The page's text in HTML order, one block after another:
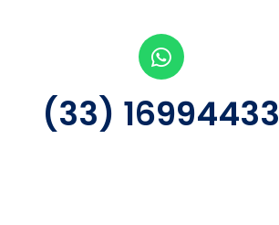
(33) 16994433